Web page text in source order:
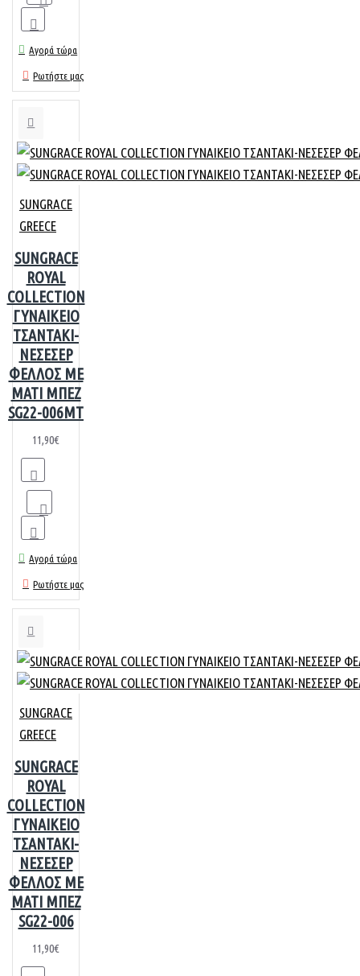
Αγορά τώρα
Ρωτήστε μας
SUNGRACE
GREECE
SUNGRACE
ROYAL
COLLECTION
ΓΥΝΑΙΚΕΙΟ
ΤΣΑΝΤΑΚΙ-
ΝΕΣΕΣΕΡ
ΦΕΛΛΟΣ ΜΕ
ΜΑΤΙ ΜΠΕΖ
SG22-006MT
11,90€
Αγορά τώρα
Ρωτήστε μας
SUNGRACE
GREECE
SUNGRACE
ROYAL
COLLECTION
ΓΥΝΑΙΚΕΙΟ
ΤΣΑΝΤΑΚΙ-
ΝΕΣΕΣΕΡ
ΦΕΛΛΟΣ ΜΕ
ΜΑΤΙ ΜΠΕΖ
SG22-006
11,90€